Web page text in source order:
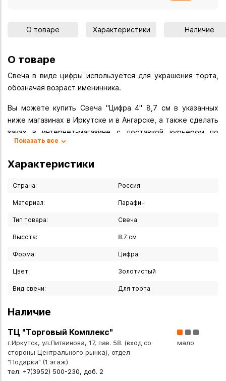
О товаре Характеристики Наличие
О товаре
Свеча в виде цифры используется для украшения торта,
обозначая возраст именинника.
Вы можете купить Свеча "Цифра 4" 8,7 см в указанных
ниже магазинах в Иркутске и в Ангарске, а также сделать
заказ в интернет-магазине с доставкой курьером по
Иркутску или транспортной компанией по всей России.
Показать все
Характеристики
Страна: Россия
Материал: Парафин
Тип товара: Свеча
Высота: 8.7 см
Форма: Цифра
Цвет: Золотистый
Вид свечи: Для торта
Наличие
ТЦ "Торговый Комплекс"
г.Иркутск, ул.Литвинова, 17, пав. 58. (вход со
стороны Центрального рынка), отдел
"Подарки" (1 этаж)
тел: +7(3952) 500-230, доб. 2
мало